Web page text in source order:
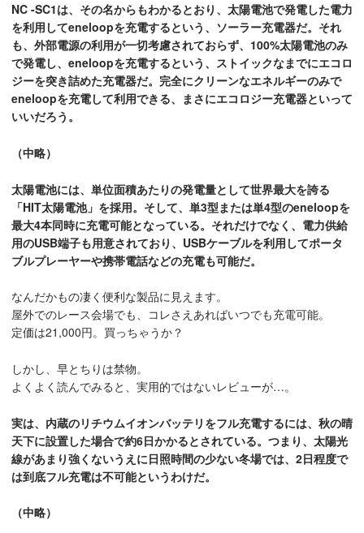
NC -SC1は、その名からもわかるとおり、太陽電池で発電した電力
を利用してeneloopを充電するという、ソーラー充電器だ。それ
も、外部電源の利用が一切考慮されておらず、100%太陽電池のみ
で発電し、eneloopを充電するという、ストイックなまでにエコロ
ジーを突き詰めた充電器だ。完全にクリーンなエネルギーのみで
eneloopを充電して利用できる、まさにエコロジー充電器といって
いいだろう。
（中略）
太陽電池には、単位面積あたりの発電量として世界最大を誇る
「HIT太陽電池」を採用。そして、単3型または単4型のeneloopを
最大4本同時に充電可能となっている。それだけでなく、電力供給
用のUSB端子も用意されており、USBケーブルを利用してポータ
ブルプレーヤーや携帯電話などの充電も可能だ。
なんだかもの凄く便利な製品に見えます。
屋外でのレース会場でも、コレさえあればいつでも充電可能。
定価は21,000円。買っちゃうか？
しかし、早とちりは禁物。
よくよく読んでみると、実用的ではないレビューが…。
実は、内蔵のリチウムイオンバッテリをフル充電するには、秋の晴
天下に設置した場合で約6日かかるとされている。つまり、太陽光
線があまり強くないうえに日照時間の少ない冬場では、2日程度で
は到底フル充電は不可能というわけだ。
（中略）